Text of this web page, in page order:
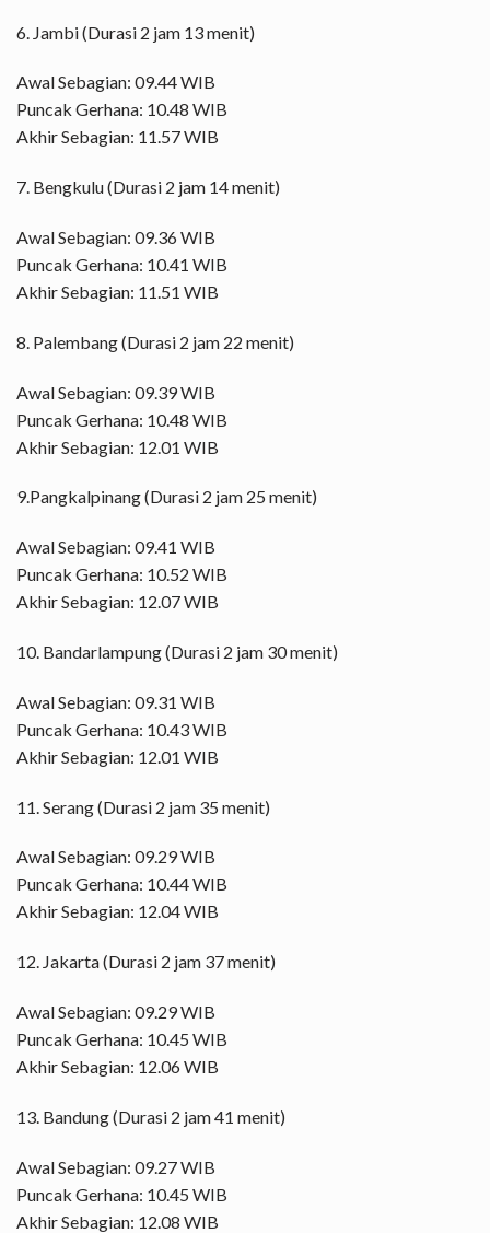
6. Jambi (Durasi 2 jam 13 menit)
Awal Sebagian: 09.44 WIB
Puncak Gerhana: 10.48 WIB
Akhir Sebagian: 11.57 WIB
7. Bengkulu (Durasi 2 jam 14 menit)
Awal Sebagian: 09.36 WIB
Puncak Gerhana: 10.41 WIB
Akhir Sebagian: 11.51 WIB
8. Palembang (Durasi 2 jam 22 menit)
Awal Sebagian: 09.39 WIB
Puncak Gerhana: 10.48 WIB
Akhir Sebagian: 12.01 WIB
9.Pangkalpinang (Durasi 2 jam 25 menit)
Awal Sebagian: 09.41 WIB
Puncak Gerhana: 10.52 WIB
Akhir Sebagian: 12.07 WIB
10. Bandarlampung (Durasi 2 jam 30 menit)
Awal Sebagian: 09.31 WIB
Puncak Gerhana: 10.43 WIB
Akhir Sebagian: 12.01 WIB
11. Serang (Durasi 2 jam 35 menit)
Awal Sebagian: 09.29 WIB
Puncak Gerhana: 10.44 WIB
Akhir Sebagian: 12.04 WIB
12. Jakarta (Durasi 2 jam 37 menit)
Awal Sebagian: 09.29 WIB
Puncak Gerhana: 10.45 WIB
Akhir Sebagian: 12.06 WIB
13. Bandung (Durasi 2 jam 41 menit)
Awal Sebagian: 09.27 WIB
Puncak Gerhana: 10.45 WIB
Akhir Sebagian: 12.08 WIB